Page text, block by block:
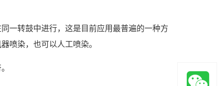
一转鼓中进行，这是目前应用最普遍的一种方
喷染，也可以人工喷染。